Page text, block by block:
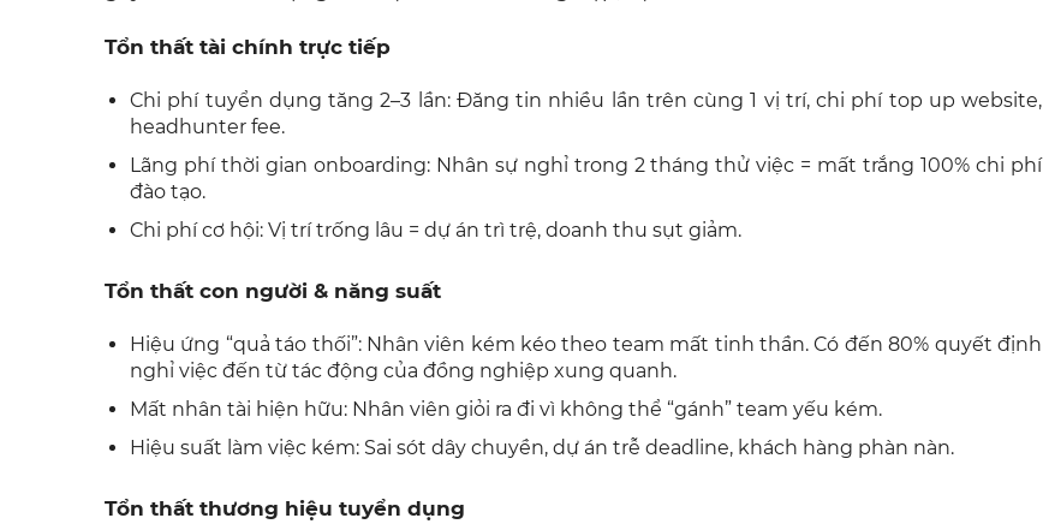
Tổn thất tài chính trực tiếp
Chi phí tuyển dụng tăng 2–3 lần: Đăng tin nhiều lần trên cùng 1 vị trí, chi phí top up website,
headhunter fee.
Lãng phí thời gian onboarding: Nhân sự nghỉ trong 2 tháng thử việc = mất trắng 100% chi phí
đào tạo.
Chi phí cơ hội: Vị trí trống lâu = dự án trì trệ, doanh thu sụt giảm.
Tổn thất con người & năng suất
Hiệu ứng “quả táo thối”: Nhân viên kém kéo theo team mất tinh thần. Có đến 80% quyết định
nghỉ việc đến từ tác động của đồng nghiệp xung quanh.
Mất nhân tài hiện hữu: Nhân viên giỏi ra đi vì không thể “gánh” team yếu kém.
Hiệu suất làm việc kém: Sai sót dây chuyền, dự án trễ deadline, khách hàng phàn nàn.
Tổn thất thương hiệu tuyển dụng